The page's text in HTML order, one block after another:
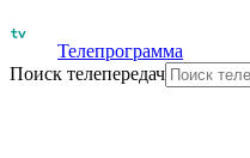
Телепрограмма
Поиск телепередач